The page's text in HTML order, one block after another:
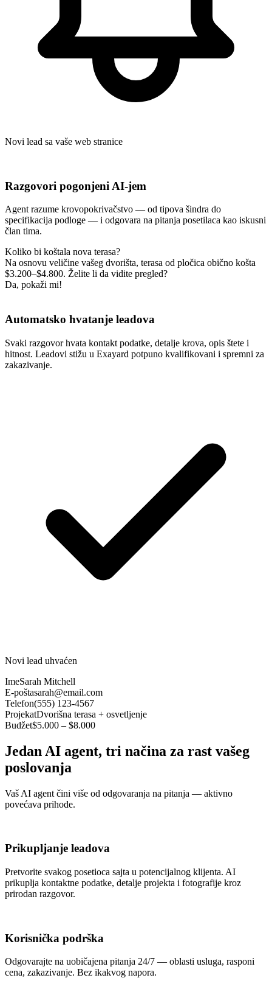
Novi lead sa vaše web stranice
Razgovori pogonjeni AI-jem
Agent razume krovopokrivačstvo — od tipova šindra do
specifikacija podloge — i odgovara na pitanja posetilaca kao iskusni
član tima.
Koliko bi koštala nova terasa?
Na osnovu veličine vašeg dvorišta, terasa od pločica obično košta
$3.200–$4.800. Želite li da vidite pregled?
Da, pokaži mi!
Automatsko hvatanje leadova
Svaki razgovor hvata kontakt podatke, detalje krova, opis štete i
hitnost. Leadovi stižu u Exayard potpuno kvalifikovani i spremni za
zakazivanje.
Novi lead uhvaćen
ImeSarah Mitchell
E-poštasarah@email.com
Telefon(555) 123-4567
ProjekatDvorišna terasa + osvetljenje
Budžet$5.000 – $8.000
Jedan AI agent, tri načina za rast vašeg
poslovanja
Vaš AI agent čini više od odgovaranja na pitanja — aktivno
povećava prihode.
Prikupljanje leadova
Pretvorite svakog posetioca sajta u potencijalnog klijenta. AI
prikuplja kontaktne podatke, detalje projekta i fotografije kroz
prirodan razgovor.
Korisnička podrška
Odgovarajte na uobičajena pitanja 24/7 — oblasti usluga, rasponi
cena, zakazivanje. Bez ikakvog napora.